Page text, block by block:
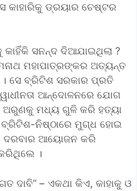
ଡ୍ରୟାର ଚେଷ୍ଟର
କାହିଁକି ସନନ୍ଦ ଦିଆଯାଇଥିଲା ?
ମହାପାତ୍ରଙ୍କର ଅତ୍ୟନ୍ତ
ସେ ବ୍ରିଟିଶ ସରକାର ପ୍ରତି
ଆନ୍ଦୋଳନରେ ଯୋଗ
ମଧ୍ୟ ଗୁଳି କରି ହତ୍ୟା
ନିଷ୍ଠାରେ ମୁଗ୍ଧ ହୋଇ
ଦରବାର ଆୟୋଜନ କରି
।
ଦାବି” – ଏକଥା କିଏ, କାହାକୁ ଓ